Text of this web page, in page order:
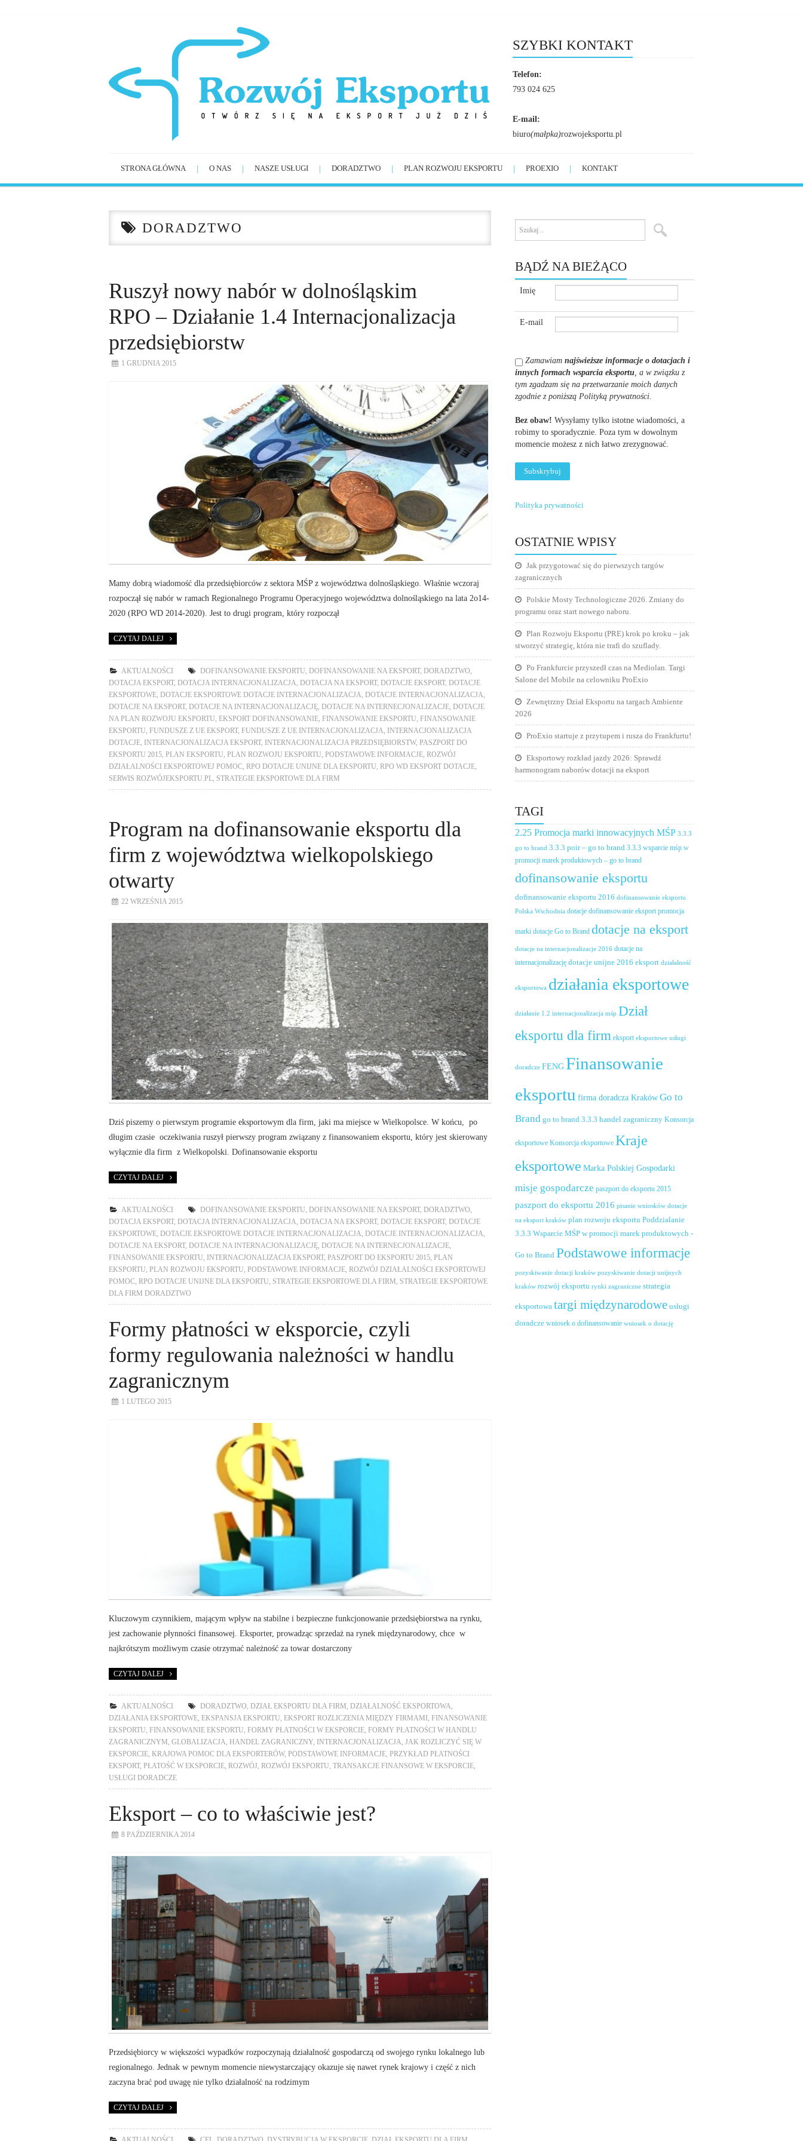
SZYBKI KONTAKT
Telefon:
793 024 625
E-mail:
biuro(małpka)rozwojeksportu.pl
STRONA GŁÓWNA O NAS NASZE USŁUGI DORADZTWO PLAN ROZWOJU EKSPORTU PROEXIO KONTAKT
DORADZTWO
Ruszył nowy nabór w dolnośląskim
RPO – Działanie 1.4 Internacjonalizacja
przedsiębiorstw
1 GRUDNIA 2015
Mamy dobrą wiadomość dla przedsiębiorców z sektora MŚP z województwa dolnośląskiego. Właśnie wczoraj
rozpoczął się nabór w ramach Regionalnego Programu Operacyjnego województwa dolnośląskiego na lata 2o14-
2020 (RPO WD 2014-2020). Jest to drugi program, który rozpoczął
CZYTAJ DALEJ
AKTUALNOŚCI DOFINANSOWANIE EKSPORTU DOFINANSOWANIE NA EKSPORT , DORADZTWO
DOTACJA EKSPORT , DOTACJA INTERNACJONALIZACJA DOTACJA NA EKSPORT , DOTACJE EKSPORT ,
DOTACJE
EKSPORTOWE
DOTACJE EKSPORTOWE DOTACJE INTERNACJONALIZACJA DOTACJE INTERNACJONALIZACJA
DOTACJE NA EKSPORT , DOTACJE NA INTERNACJONALIZACJĘ DOTACJE NA INTERNECJONALIZACJE
DOTACJE
NA PLAN ROZWOJU EKSPORTU
EKSPORT DOFINANSOWANIE FINANSOWANIE EKSPORTU
FINANSOWANIE
EKSPORTU
FUNDUSZE Z UE EKSPORT , FUNDUSZE Z UE INTERNACJONALIZACJA
INTERNACJONALIZACJA
DOTACJE
INTERNACJONALIZACJA EKSPORT , INTERNACJONALIZACJA PRZEDSIĘBIORSTW, PASZPORT DO
EKSPORTU 2015
PLAN EKSPORTU PLAN ROZWOJU EKSPORTU PODSTAWOWE INFORMACJE
ROZWÓJ
DZIAŁALNOŚCI EKSPORTOWEJ POMOC
RPO DOTACJE UNIJNE DLA EKSPORTU RPO WD EKSPORT DOTACJE
SERWIS ROZWÓJEKSPORTU.PL STRATEGIE EKSPORTOWE DLA FIRM
Program na dofinansowanie eksportu dla
firm z województwa wielkopolskiego
otwarty
22 WRZEŚNIA 2015
Dziś piszemy o pierwszym programie eksportowym dla firm, jaki ma miejsce w Wielkopolsce. W końcu, po
długim czasie oczekiwania ruszył pierwszy program związany z finansowaniem eksportu, który jest skierowany
wyłącznie dla firm z Wielkopolski. Dofinansowanie eksportu
CZYTAJ DALEJ
AKTUALNOŚCI DOFINANSOWANIE EKSPORTU DOFINANSOWANIE NA EKSPORT, DORADZTWO
DOTACJA EKSPORT, DOTACJA INTERNACJONALIZACJA DOTACJA NA EKSPORT, DOTACJE EKSPORT, DOTACJE
EKSPORTOWE DOTACJE EKSPORTOWE DOTACJE INTERNACJONALIZACJA DOTACJE INTERNACJONALIZACJA
DOTACJE NA EKSPORT, DOTACJE NA INTERNACJONALIZACJĘ DOTACJE NA INTERNECJONALIZACJE
FINANSOWANIE EKSPORTU
INTERNACJONALIZACJA EKSPORT, PASZPORT DO EKSPORTU 2015 PLAN
EKSPORTU PLAN ROZWOJU EKSPORTU PODSTAWOWE INFORMACJE ROZWÓJ DZIAŁALNOŚCI EKSPORTOWEJ
POMOC RPO DOTACJE UNIJNE DLA EKSPORTU STRATEGIE EKSPORTOWE DLA FIRM
STRATEGIE EKSPORTOWE
DLA FIRM DORADZTWO
Formy płatności w eksporcie, czyli
formy regulowania należności w handlu
zagranicznym
1 LUTEGO 2015
Kluczowym czynnikiem, mającym wpływ na stabilne i bezpieczne funkcjonowanie przedsiębiorstwa na rynku,
jest zachowanie płynności finansowej. Eksporter, prowadząc sprzedaż na rynek międzynarodowy, chce w
najkrótszym możliwym czasie otrzymać należność za towar dostarczony
CZYTAJ DALEJ
AKTUALNOŚCI DORADZTWO DZIAŁ EKSPORTU DLA FIRM DZIAŁALNOŚĆ EKSPORTOWA
DZIAŁANIA EKSPORTOWE
EKSPANSJA EKSPORTU EKSPORT ROZLICZENIA MIĘDZY FIRMAMI
FINANSOWANIE
EKSPORTU
FINANSOWANIE EKSPORTU FORMY PŁATNOŚCI W EKSPORCIE
FORMY PŁATNOŚCI W HANDLU
ZAGRANICZNYM
GLOBALIZACJA HANDEL ZAGRANICZNY INTERNACJONALIZACJA JAK ROZLICZYĆ SIĘ W
EKSPORCIE
KRAJOWA POMOC DLA EKSPORTERÓW, PODSTAWOWE INFORMACJE
PRZYKŁAD PŁATNOŚCI
EKSPORT , PŁATOŚĆ W EKSPORCIE ROZWÓJ ROZWÓJ EKSPORTU TRANSAKCJE FINANSOWE W EKSPORCIE
USŁUGI DORADCZE
Eksport – co to właściwie jest?
8 PAŹDZIERNIKA 2014
Przedsiębiorcy w większości wypadków rozpoczynają działalność gospodarczą od swojego rynku lokalnego lub
regionalnego. Jednak w pewnym momencie niewystarczający okazuje się nawet rynek krajowy i część z nich
zaczyna brać pod uwagę nie tylko działalność na rodzimym
CZYTAJ DALEJ
BĄDŹ NA BIEŻĄCO
Imię
E-mail
Zamawiam najświeższe informacje o dotacjach i
innych formach wsparcia eksportu, a w związku z
tym zgadzam się na przetwarzanie moich danych
zgodnie z poniższą Polityką prywatności.
Bez obaw! Wysyłamy tylko istotne wiadomości, a
robimy to sporadycznie. Poza tym w dowolnym
momencie możesz z nich łatwo zrezygnować.
Polityka prywatności
OSTATNIE WPISY
Jak przygotować się do pierwszych targów
zagranicznych
Polskie Mosty Technologiczne 2026. Zmiany do
programu oraz start nowego naboru.
Plan Rozwoju Eksportu (PRE) krok po kroku – jak
stworzyć strategię, która nie trafi do szuflady.
Po Frankfurcie przyszedł czas na Mediolan. Targi
Salone del Mobile na celowniku ProExio
Zewnętrzny Dział Eksportu na targach Ambiente
2026
ProExio startuje z przytupem i rusza do Frankfurtu!
Eksportowy rozkład jazdy 2026: Sprawdź
harmonogram naborów dotacji na eksport
TAGI
2.25 Promocja marki innowacyjnych MŚP 3.3.3
go to brand 3.3.3 poir – go to brand 3.3.3 wsparcie mśp w
promocji marek produktowych – go to brand
dofinansowanie eksportu
dofinansowanie eksportu 2016 dofinansowanie eksportu
Polska Wschodnia dotacje dofinansowanie eksport promocja
marki dotacje Go to Brand dotacje na eksport
dotacje na internacjonalizacje 2016 dotacje na
internacjonalizację dotacje unijne 2016 eksport działalność
eksportowa działania eksportowe
działanie 1.2 internacjonalizacja mśp Dział
eksportu dla firm eksport eksportowe usługi
doradcze FENG Finansowanie
eksportu firma doradcza KrakówGo to
Brand go to brand 3.3.3 handel zagraniczny Konsorcja
eksportowe Konsorcja eksportowe Kraje
eksportowe Marka Polskiej Gospodarki
misje gospodarcze paszport do eksportu 2015
paszport do eksportu 2016 pisanie wniosków dotacje
na eksport kraków plan rozwoju eksportu Poddziałanie
3.3.3 Wsparcie MŚP w promocji marek produktowych -
Go to Brand Podstawowe informacje
pozyskiwanie dotacji kraków pozyskiwanie dotacji unijnych
kraków rozwój eksportu rynki zagraniczne strategia
eksportowa targi międzynarodowe usługi
doradcze wniosek o dofinansowanie wniosek o dotację